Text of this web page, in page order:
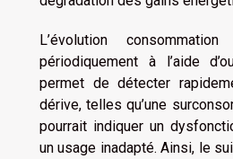
L’évolution
périodiquement à l’aide
permet de détecter
dérive, telles qu’une
pourrait indiquer un
un usage inadapté. Ainsi, le